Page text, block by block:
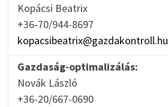
Kopácsi Beatrix
+36-70/944-8697
kopacsibeatrix@gazdakontroll.hu
Gazdaság-optimalizálás:
Novák László
+36-20/667-0690